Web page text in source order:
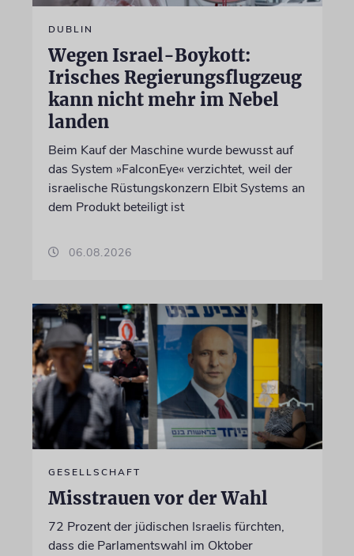
DUBLIN
Wegen Israel-Boykott:
Irisches Regierungsflugzeug
kann nicht mehr im Nebel
landen
Beim Kauf der Maschine wurde bewusst auf
das System »FalconEye« verzichtet, weil der
israelische Rüstungskonzern Elbit Systems an
dem Produkt beteiligt ist
06.08.2026
GESELLSCHAFT
Misstrauen vor der Wahl
72 Prozent der jüdischen Israelis fürchten,
dass die Parlamentswahl im Oktober